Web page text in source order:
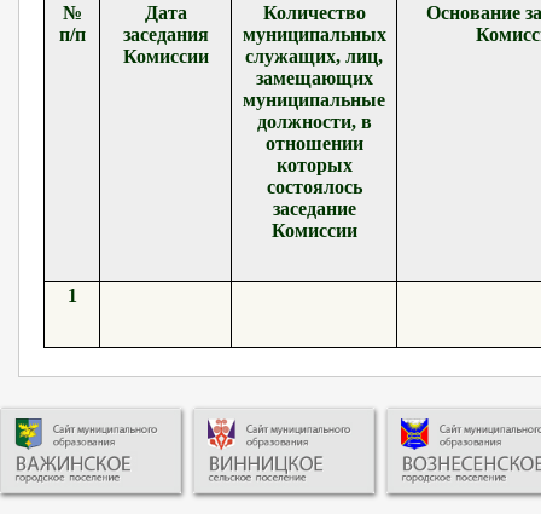
№
п/п
Дата
заседания
Комиссии
Количество
муниципальных
служащих, лиц,
замещающих
муниципальные
должности, в
отношении
которых
состоялось
заседание
Комиссии
Основание
1